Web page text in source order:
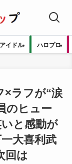
アイドル ハロプロ
×ラフが“涙
のヒュー
と感動が
大喜利武
回は